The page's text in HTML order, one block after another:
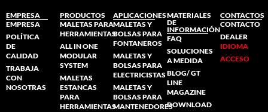
EMPRESA
EMPRESA
POLÍTICA
DE
CALIDAD
TRABAJA
CON
NOSOTRAS
PRODUCTOS
MALETAS PARA
HERRAMIENTAS
ALL IN ONE
MODULAR
SYSTEM
MALETAS
ESTANCAS
PARA
HERRAMIENTAS
APLICACIONES
MALETAS Y
BOLSAS PARA
FONTANEROS
MALETAS Y
BOLSAS PARA
ELECTRICISTAS
MALETAS Y
BOLSAS PARA
MANTENEDORES
MATERIALES
DE
INFORMACIÓN
FAQ
SOLUCIONES
A MEDIDA
BLOG/ GT
LINE
MAGAZINE
DOWNLOAD
CONTACTOS
CONTACTO
DEALER
IDIOMA
ACCESO